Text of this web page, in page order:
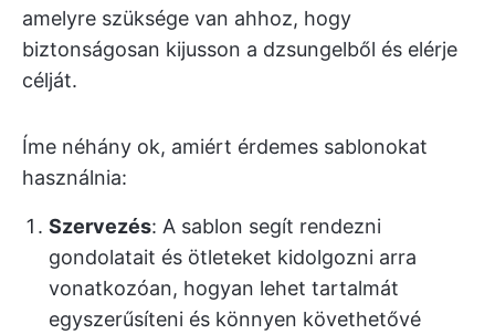
amelyre szüksége van ahhoz, hogy
biztonságosan kijusson a dzsungelből és elérje
célját.
Íme néhány ok, amiért érdemes sablonokat
használnia:
Szervezés: A sablon segít rendezni
gondolatait és ötleteket kidolgozni arra
vonatkozóan, hogyan lehet tartalmát
egyszerűsíteni és könnyen követhetővé